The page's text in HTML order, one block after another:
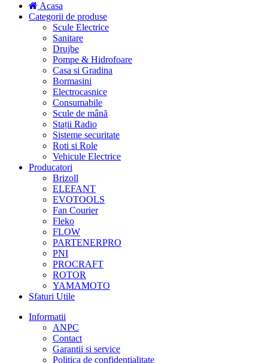
Acasa
Categorii de produse
Scule Electrice
Sanitare
Drujbe
Pompe & Hidrofoare
Casa si Gradina
Bormasini
Electrocasnice
Consumabile
Scule de mână
Stații Radio
Sisteme securitate
Roti si Role
Vehicule Electrice
Producatori
Brizoll
ELEFANT
EVOTOOLS
Fan Courier
Fleko
FLOW
PARTENERPRO
PNI
PROCRAFT
ROTOR
YAMAMOTO
Sfaturi Utile
Informatii
ANPC
Contact
Garantii si service
Politica de confidentialitate